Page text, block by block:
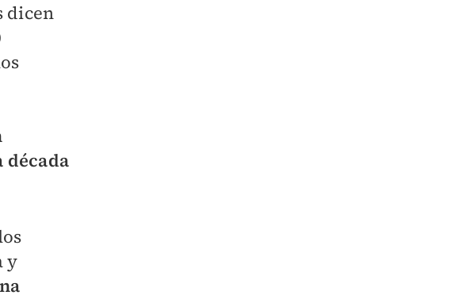
dicen
década
y